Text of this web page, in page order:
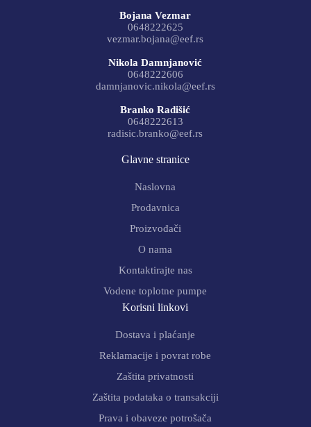
Bojana Vezmar
0648222625
vezmar.bojana@eef.rs
Nikola Damnjanović
0648222606
damnjanovic.nikola@eef.rs
Branko Radišić
0648222613
radisic.branko@eef.rs
Glavne stranice
Naslovna
Prodavnica
Proizvođači
O nama
Kontaktirajte nas
Vodene toplotne pumpe
Korisni linkovi
Dostava i plaćanje
Reklamacije i povrat robe
Zaštita privatnosti
Zaštita podataka o transakciji
Prava i obaveze potrošača